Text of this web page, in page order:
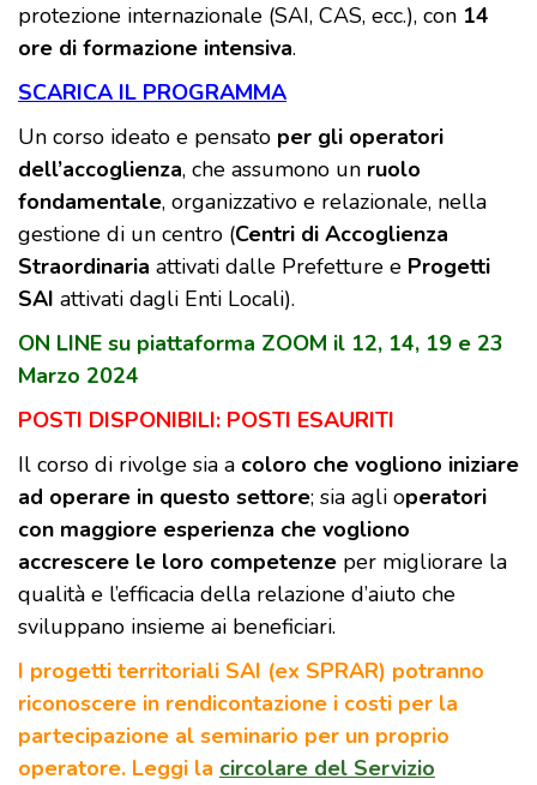
protezione internazionale (SAI, CAS, ecc.), con 14
ore di formazione intensiva.
SCARICA IL PROGRAMMA
Un corso ideato e pensato per gli operatori
dell’accoglienza, che assumono un ruolo
fondamentale, organizzativo e relazionale, nella
gestione di un centro (Centri di Accoglienza
Straordinaria attivati dalle Prefetture e Progetti
SAI attivati dagli Enti Locali).
ON LINE su piattaforma ZOOM il 12, 14, 19 e 23
Marzo 2024
POSTI DISPONIBILI: POSTI ESAURITI
Il corso di rivolge sia a coloro che vogliono iniziare
ad operare in questo settore; sia agli operatori
con maggiore esperienza che vogliono
accrescere le loro competenze per migliorare la
qualità e l’efficacia della relazione d’aiuto che
sviluppano insieme ai beneficiari.
I progetti territoriali SAI (ex SPRAR) potranno
riconoscere in rendicontazione i costi per la
partecipazione al seminario per un proprio
operatore. Leggi la circolare del Servizio